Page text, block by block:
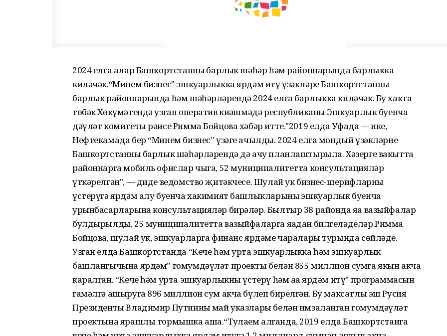
2024 елга алар Башкортстанның барлык шәһәр һәм районнарында барлыкка
киләчәк.“Минем бизнес" эшкуарлыкка ярдәм итү үзәкләре Башкортстанның
барлык районнарында һәм шәһәрләрендә 2024 елга барлыкка киләчәк. Бу хакта
төбәк Хөкүмәтендә узган оператив киңәшмәдә республиканың Эшкуарлык буенча
дәүләт комитеты рәисе Римма Бойцова хәбәр итте."2019 елда Уфада — ике,
Нефтекамада бер “Минем бизнес” үзәге ачылды. 2024 елга мондый үзәкләрне
Башкортстанның барлык шәһәрләрендә дә ачу планлаштырыла. Хәзерге вакытта
районнарга мобиль офислар чыга, 52 муниципалитетта консультацияләр
үткәрелгән", — диде ведомство җитәкчесе. Шулай ук бизнес-шерифларны
үстерүгә ярдәм алу буенча хакимият башлыкларының эшкуарлык буенча
урынбасарларына консультацияләр бирәләр. Былтыр 38 районда яңа вазыйфалар
булдырылды, 25 муниципалитетта вазыйфаларга яңадан билгеләделәр.Римма
Бойцова, шулай ук, эшкуарларга финанс ярдәме чаралары турында сөйләде.
Узган елда Башкортстанда “Кече һәм урта эшкуарлыкка һәм эшкуарлык
башлангычына ярдәм” гомумдәүләт проекты белән 855 миллион сумга якын акча
каралган. “Кече һәм урта эшкуарлыкны үстерү һәм аңа ярдәм итү" программасын
гамәлгә ашыруга 896 миллион сум акча бүлеп бирелгән. Бу максатлы эш Русия
Президенты Владимир Путинның май указлары белән имзаланган гомумдәүләт
проектына ярашлы тормышка аша.“Тулаем алганда, 2019 елда Башкортстанга